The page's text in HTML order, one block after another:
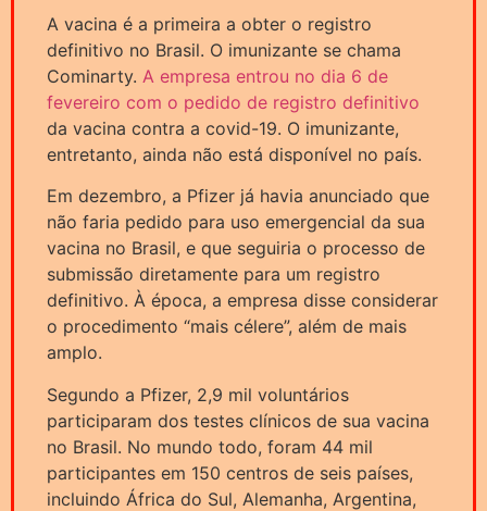
A vacina é a primeira a obter o registro
definitivo no Brasil. O imunizante se chama
Cominarty. A empresa entrou no dia 6 de
fevereiro com o pedido de registro definitivo
da vacina contra a covid-19. O imunizante,
entretanto, ainda não está disponível no país.
Em dezembro, a Pfizer já havia anunciado que
não faria pedido para uso emergencial da sua
vacina no Brasil, e que seguiria o processo de
submissão diretamente para um registro
definitivo. À época, a empresa disse considerar
o procedimento “mais célere”, além de mais
amplo.
Segundo a Pfizer, 2,9 mil voluntários
participaram dos testes clínicos de sua vacina
no Brasil. No mundo todo, foram 44 mil
participantes em 150 centros de seis países,
incluindo África do Sul, Alemanha, Argentina,